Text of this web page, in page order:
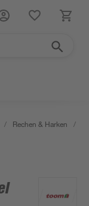
/ Rechen & Harken /